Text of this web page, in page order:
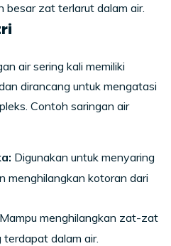
besar zat terlarut dalam air.
air sering kali memiliki
dirancang untuk mengatasi
Contoh saringan air
Digunakan untuk menyaring
menghilangkan kotoran dari
Mampu menghilangkan zat-zat
dalam air.